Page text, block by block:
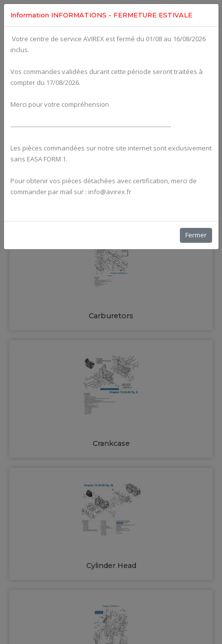
Alternators
Carburetors
Crankcase
Cylinder Head
Information INFORMATIONS - FERMETURE ESTIVALE
Votre centre de service AVIREX est fermé du 01/08 au 16/08/2026
inclus.
Vos commandes validées durant cette période seront traitées à
compter du 17/08/2026.
Merci pour votre compréhension
---------------------------------------------------------------------------------
Les pièces commandées sur notre site internet sont exclusivement
sans EASA FORM 1.
Pour obtenir vos pièces détachées avec certification, merci de
commander par mail sur : info@avirex.fr
Fermer